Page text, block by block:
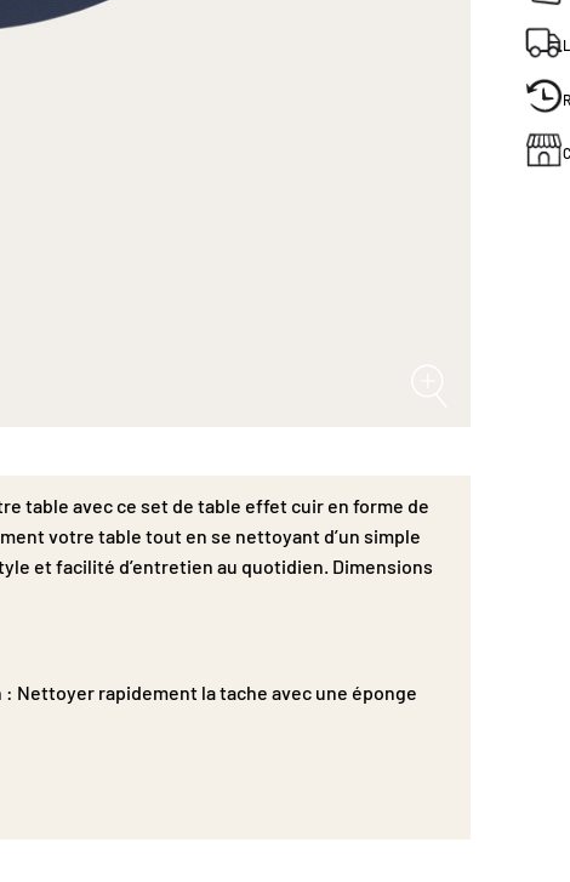
table avec ce set de table effet cuir en forme de
votre table tout en se nettoyant d’un simple
et facilité d’entretien au quotidien. Dimensions
Nettoyer rapidement la tache avec une éponge